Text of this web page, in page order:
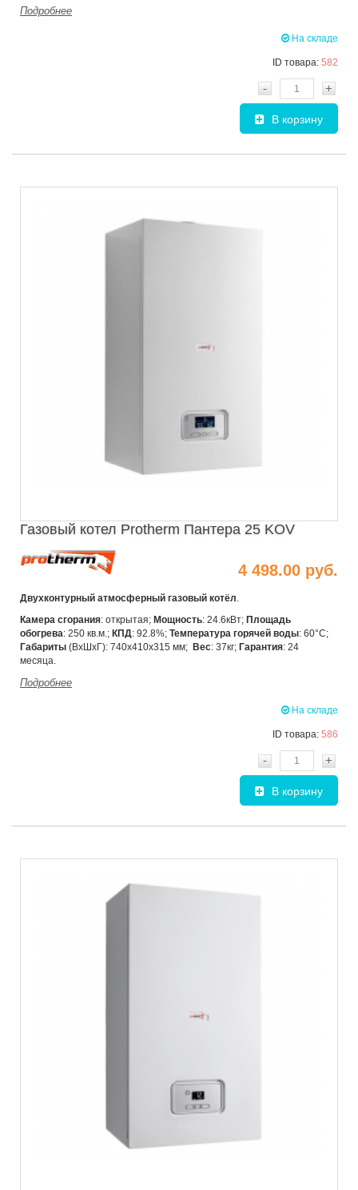
Подробнее
На складе
ID товара: 582
- +
В корзину
Газовый котел Protherm Пантера 25 KOV
4 498.00 руб.
Двухконтурный атмосферный газовый котёл.
Камера сгорания: открытая; Мощность: 24.6кВт; Площадь
обогрева: 250 кв.м.; КПД: 92.8%; Температура горячей воды: 60°C;
Габариты (ВхШхГ): 740x410x315 мм; Вес: 37кг; Гарантия: 24
месяца.
Подробнее
На складе
ID товара: 586
- +
В корзину